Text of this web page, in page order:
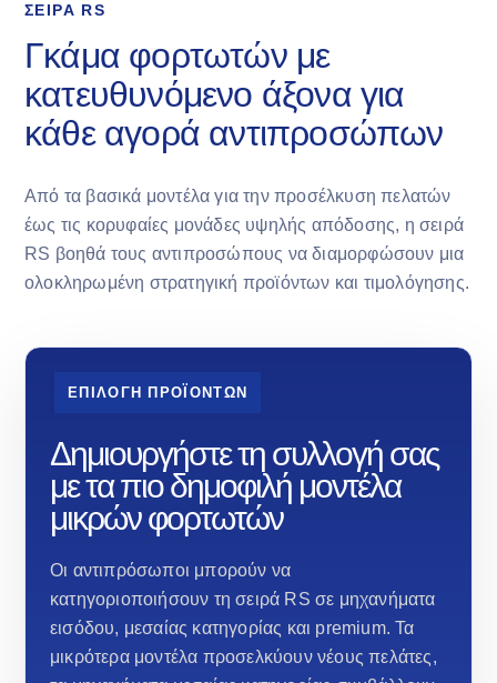
ΣΕΙΡΑ RS
Γκάμα φορτωτών με
κατευθυνόμενο άξονα για
κάθε αγορά αντιπροσώπων
Από τα βασικά μοντέλα για την προσέλκυση πελατών
έως τις κορυφαίες μονάδες υψηλής απόδοσης, η σειρά
RS βοηθά τους αντιπροσώπους να διαμορφώσουν μια
ολοκληρωμένη στρατηγική προϊόντων και τιμολόγησης.
ΕΠΙΛΟΓΗ ΠΡΟΪΟΝΤΩΝ
Δημιουργήστε τη συλλογή σας
με τα πιο δημοφιλή μοντέλα
μικρών φορτωτών
Οι αντιπρόσωποι μπορούν να
κατηγοριοποιήσουν τη σειρά RS σε μηχανήματα
εισόδου, μεσαίας κατηγορίας και premium. Τα
μικρότερα μοντέλα προσελκύουν νέους πελάτες,